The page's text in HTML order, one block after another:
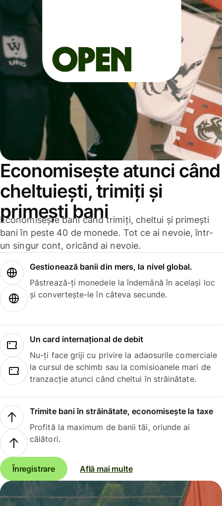
Economisește atunci când
cheltuiești, trimiți și
primești bani
Economisește bani când trimiți, cheltui și primești
bani în peste 40 de monede. Tot ce ai nevoie, într-
un singur cont, oricând ai nevoie.
Gestionează banii din mers, la nivel global.
Păstrează-ți monedele la îndemână în același loc
și convertește-le în câteva secunde.
Un card internațional de debit
Nu-ți face griji cu privire la adaosurile comerciale
la cursul de schimb sau la comisioanele mari de
tranzacție atunci când cheltui în străinătate.
Trimite bani în străinătate, economisește la taxe
Profită la maximum de banii tăi, oriunde ai
călători.
Înregistrare Află mai multe